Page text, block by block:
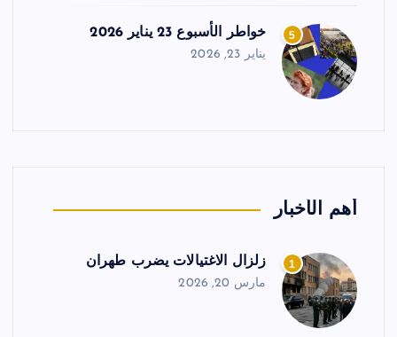
5 خواطر الأسبوع 23 يناير 2026
يناير 23, 2026
أهم الأخبار
1 زلزال الاغتيالات يضرب طهران
مارس 20, 2026